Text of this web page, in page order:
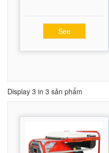
See
Display 3 in 3 sản phẩm